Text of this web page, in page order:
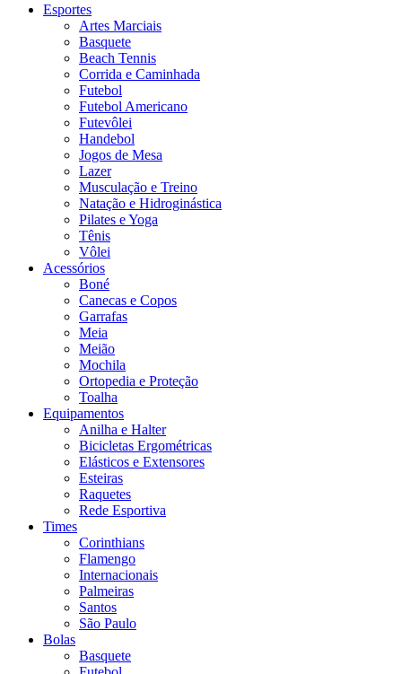
Esportes
Artes Marciais
Basquete
Beach Tennis
Corrida e Caminhada
Futebol
Futebol Americano
Futevôlei
Handebol
Jogos de Mesa
Lazer
Musculação e Treino
Natação e Hidroginástica
Pilates e Yoga
Tênis
Vôlei
Acessórios
Boné
Canecas e Copos
Garrafas
Meia
Meião
Mochila
Ortopedia e Proteção
Toalha
Equipamentos
Anilha e Halter
Bicicletas Ergométricas
Elásticos e Extensores
Esteiras
Raquetes
Rede Esportiva
Times
Corinthians
Flamengo
Internacionais
Palmeiras
Santos
São Paulo
Bolas
Basquete